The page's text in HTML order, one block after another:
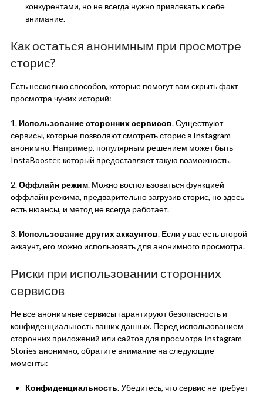
конкурентами, но не всегда нужно привлекать к себе
внимание.
Как остаться анонимным при просмотре
сторис?
Есть несколько способов, которые помогут вам скрыть факт
просмотра чужих историй:
1. Использование сторонних сервисов. Существуют
сервисы, которые позволяют смотреть сторис в Instagram
анонимно. Например, популярным решением может быть
InstaBooster, который предоставляет такую возможность.
2.Оффлайн режим. Можно воспользоваться функцией
оффлайн режима, предварительно загрузив сторис, но здесь
есть нюансы, и метод не всегда работает.
3. Использование других аккаунтов. Если у вас есть второй
аккаунт, его можно использовать для анонимного просмотра.
Риски при использовании сторонних
сервисов
Не все анонимные сервисы гарантируют безопасность и
конфиденциальность ваших данных. Перед использованием
сторонних приложений или сайтов для просмотра Instagram
Stories анонимно, обратите внимание на следующие
моменты:
Конфиденциальность. Убедитесь, что сервис не требует